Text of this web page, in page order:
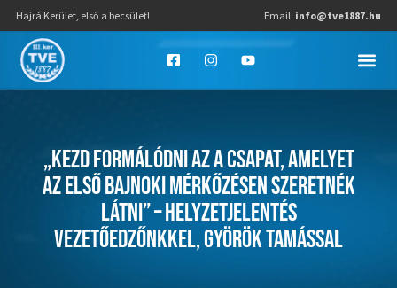
Hajrá Kerület, első a becsület! Email: info@tve1887.hu
„KEZD FORMÁLÓDNI AZ A CSAPAT, AMELYET
AZ ELSŐ BAJNOKI MÉRKŐZÉSEN SZERETNÉK
LÁTNI” – HELYZETJELENTÉS
VEZETŐEDZŐNKKEL, GYÖRÖK TAMÁSSAL